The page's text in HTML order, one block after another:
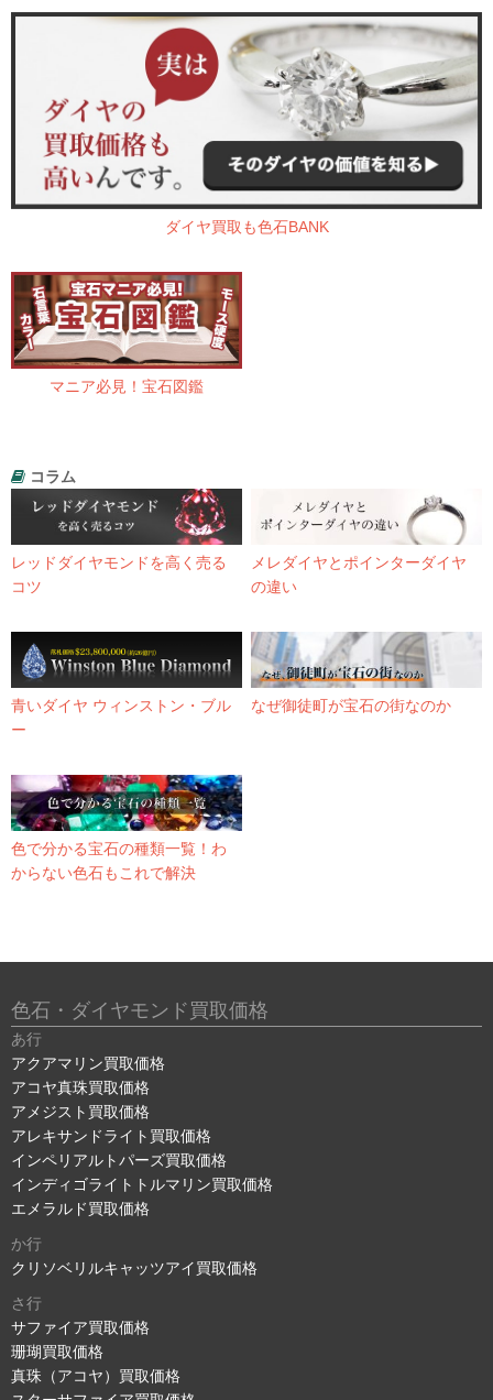
ダイヤ買取も色石BANK
マニア必見！宝石図鑑
コラム
レッドダイヤモンドを高く売る
コツ
メレダイヤとポインターダイヤ
の違い
青いダイヤ ウィンストン・ブル
ー
なぜ御徒町が宝石の街なのか
色で分かる宝石の種類一覧！わ
からない色石もこれで解決
色石・ダイヤモンド買取価格
あ行
アクアマリン買取価格
アコヤ真珠買取価格
アメジスト買取価格
アレキサンドライト買取価格
インペリアルトパーズ買取価格
インディゴライトトルマリン買取価格
エメラルド買取価格
か行
クリソベリルキャッツアイ買取価格
さ行
サファイア買取価格
珊瑚買取価格
真珠（アコヤ）買取価格